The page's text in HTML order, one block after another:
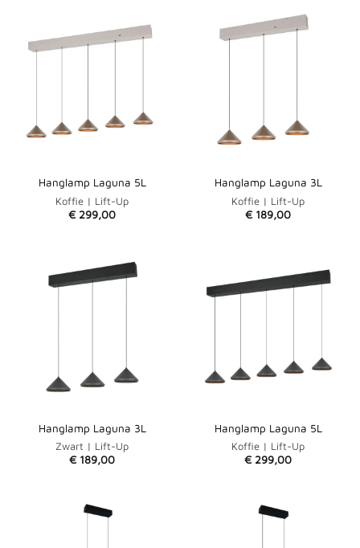
Hanglamp Laguna 5L
Koffie | Lift-Up
€ 299,00
Hanglamp Laguna 3L
Koffie | Lift-Up
€ 189,00
Hanglamp Laguna 3L
Zwart | Lift-Up
€ 189,00
Hanglamp Laguna 5L
Koffie | Lift-Up
€ 299,00